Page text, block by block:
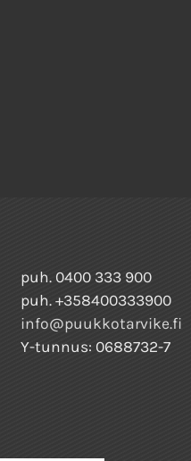
puh. 0400 333 900
puh. +358400333900
info@puukkotarvike.fi
Y-tunnus: 0688732-7